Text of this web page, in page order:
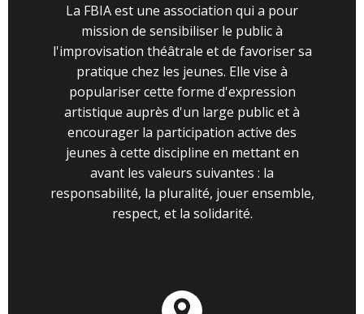
La FBIA est une association qui a pour
mission de sensibiliser le public à
l'improvisation théâtrale et de favoriser sa
pratique chez les jeunes. Elle vise à
populariser cette forme d'expression
artistique auprès d'un large public et à
encourager la participation active des
jeunes à cette discipline en mettant en
avant les valeurs suivantes : la
responsabilité, la pluralité, jouer ensemble,
respect, et la solidarité.